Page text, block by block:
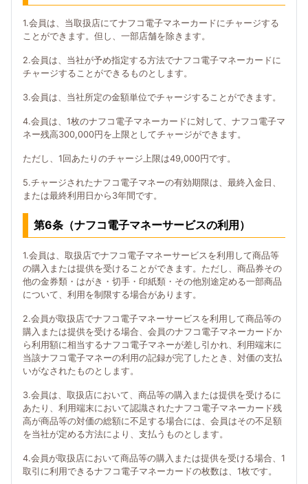
1.会員は、当取扱店にてナフコ電子マネーカードにチャージする
ことができます。但し、一部店舗を除きます。
2.会員は、当社が予め指定する方法でナフコ電子マネーカードに
チャージすることができるものとします。
3.会員は、当社所定の金額単位でチャージすることができます。
4.会員は、1枚のナフコ電子マネーカードに対して、ナフコ電子マ
ネー残高300,000円を上限としてチャージができます。
ただし、1回あたりのチャージ上限は49,000円です。
5.チャージされたナフコ電子マネーの有効期限は、最終入金日、
または最終利用日から3年間です。
第6条（ナフコ電子マネーサービスの利用）
1.会員は、取扱店でナフコ電子マネーサービスを利用して商品等
の購入または提供を受けることができます。ただし、商品券その
他の金券類・はがき・切手・印紙類・その他別途定める一部商品
について、利用を制限する場合があります。
2.会員が取扱店でナフコ電子マネーサービスを利用して商品等の
購入または提供を受ける場合、会員のナフコ電子マネーカードか
ら利用額に相当するナフコ電子マネーが差し引かれ、利用端末に
当該ナフコ電子マネーの利用の記録が完了したとき、対価の支払
いがなされたものとします。
3.会員は、取扱店において、商品等の購入または提供を受けるに
あたり、利用端末において認識されたナフコ電子マネーカード残
高が商品等の対価の総額に不足する場合には、会員はその不足額
を当社が定める方法により、支払うものとします。
4.会員が取扱店において商品等の購入または提供を受ける場合、1
取引に利用できるナフコ電子マネーカードの枚数は、1枚です。